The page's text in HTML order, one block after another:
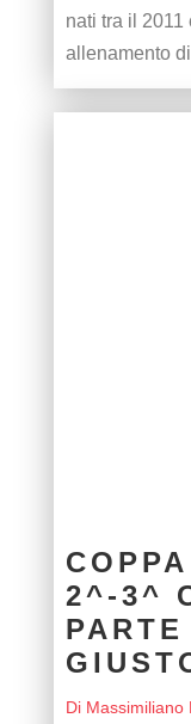
nati tra il 2011
allenamento
2^-3^
Di Massimiliano